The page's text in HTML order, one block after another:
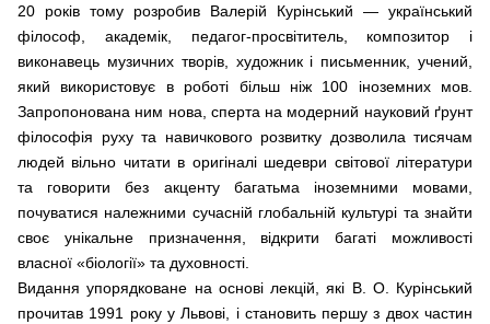
20 років тому розробив Валерій Курінський — український
філософ, академік, педагог-просвітитель, композитор і
виконавець музичних творів, художник і письменник, учений,
який використовує в роботі більш ніж 100 іноземних мов.
Запропонована ним нова, сперта на модерний науковий ґрунт
філософія руху та навичкового розвитку дозволила тисячам
людей вільно читати в оригіналі шедеври світової літератури
та говорити без акценту багатьма іноземними мовами,
почуватися належними сучасній глобальній культурі та знайти
своє унікальне призначення, відкрити багаті можливості
власної «біології» та духовності.
Видання упорядковане на основі лекцій, які В. О. Курінський
прочитав 1991 року у Львові, і становить першу з двох частин